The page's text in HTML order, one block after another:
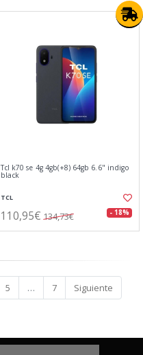
Tcl k70 se 4g 4gb(+8) 64gb 6.6" indigo
black
TCL
110,95€ 134,73€ - 18%
5 … 7 Siguiente